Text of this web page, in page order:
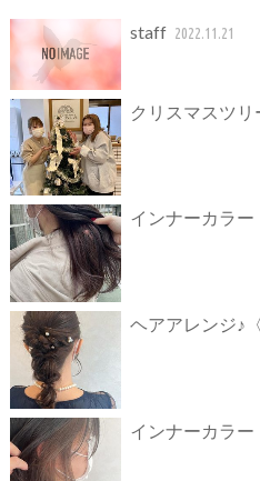
staff 2022.11.21
クリスマスツリ
インナーカラー
ヘアアレンジ♪
インナーカラー